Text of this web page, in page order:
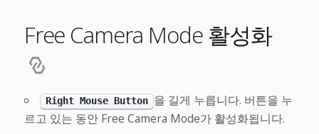
Free Camera Mode 활성화
Right Mouse Button 을 길게 누릅니다. 버튼을 누
르고 있는 동안 Free Camera Mode가 활성화됩니다.